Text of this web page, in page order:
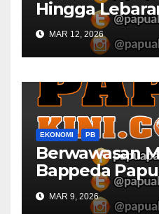
Hingga
MAR 12, 2026
EKONOMI PB
Berwawasan
Bappeda
Konsultasi
MAR 9, 2026